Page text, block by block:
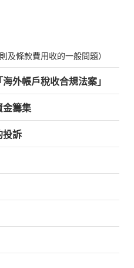
及條款費用收的一般問題）
外帳戶稅收合規法案」
金籌集
投訴